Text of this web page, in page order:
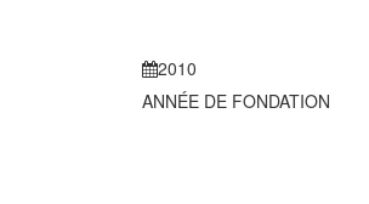
2010
ANNÉE DE FONDATION